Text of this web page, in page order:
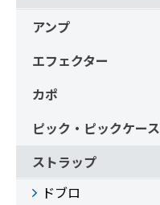
アンプ
エフェクター
カポ
ピック・ピックケース
ストラップ
ドブロ